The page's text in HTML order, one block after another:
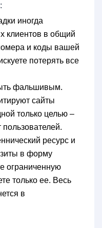
иногда
клиентов в общий
и коды вашей
потерять все
фальшивым.
сайты
только целью –
пользователей.
ресурс и
в форму
ограниченную
только ее. Весь
в